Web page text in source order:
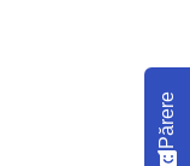
Părere